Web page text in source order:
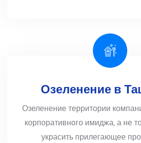
Озеленение в
Озеленение территории
корпоративного имиджа, а не
украсить прилегающее